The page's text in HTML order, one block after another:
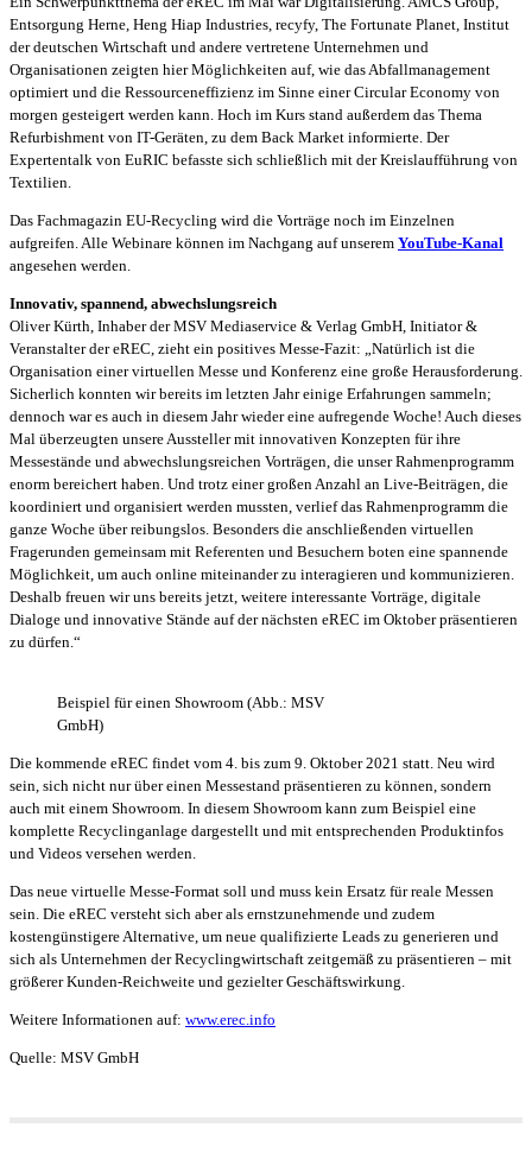
Entsorgung Herne, Heng Hiap Industries, recyfy, The Fortunate Planet, Institut
der deutschen Wirtschaft und andere vertretene Unternehmen und
Organisationen zeigten hier Möglichkeiten auf, wie das Abfallmanagement
optimiert und die Ressourceneffizienz im Sinne einer Circular Economy von
morgen gesteigert werden kann. Hoch im Kurs stand außerdem das Thema
Refurbishment von IT-Geräten, zu dem Back Market informierte. Der
Expertentalk von EuRIC befasste sich schließlich mit der Kreislaufführung von
Textilien.
Das Fachmagazin EU-Recycling wird die Vorträge noch im Einzelnen
aufgreifen. Alle Webinare können im Nachgang auf unserem YouTube-Kanal
angesehen werden.
Innovativ, spannend, abwechslungsreich
Oliver Kürth, Inhaber der MSV Mediaservice & Verlag GmbH, Initiator &
Veranstalter der eREC, zieht ein positives Messe-Fazit: „Natürlich ist die
Organisation einer virtuellen Messe und Konferenz eine große Herausforderung.
Sicherlich konnten wir bereits im letzten Jahr einige Erfahrungen sammeln;
dennoch war es auch in diesem Jahr wieder eine aufregende Woche! Auch dieses
Mal überzeugten unsere Aussteller mit innovativen Konzepten für ihre
Messestände und abwechslungsreichen Vorträgen, die unser Rahmenprogramm
enorm bereichert haben. Und trotz einer großen Anzahl an Live-Beiträgen, die
koordiniert und organisiert werden mussten, verlief das Rahmenprogramm die
ganze Woche über reibungslos. Besonders die anschließenden virtuellen
Fragerunden gemeinsam mit Referenten und Besuchern boten eine spannende
Möglichkeit, um auch online miteinander zu interagieren und kommunizieren.
Deshalb freuen wir uns bereits jetzt, weitere interessante Vorträge, digitale
Dialoge und innovative Stände auf der nächsten eREC im Oktober präsentieren
zu dürfen.“
Beispiel für einen Showroom (Abb.: MSV
GmbH)
Die kommende eREC findet vom 4. bis zum 9. Oktober 2021 statt. Neu wird
sein, sich nicht nur über einen Messestand präsentieren zu können, sondern
auch mit einem Showroom. In diesem Showroom kann zum Beispiel eine
komplette Recyclinganlage dargestellt und mit entsprechenden Produktinfos
und Videos versehen werden.
Das neue virtuelle Messe-Format soll und muss kein Ersatz für reale Messen
sein. Die eREC versteht sich aber als ernstzunehmende und zudem
kostengünstigere Alternative, um neue qualifizierte Leads zu generieren und
sich als Unternehmen der Recyclingwirtschaft zeitgemäß zu präsentieren – mit
größerer Kunden-Reichweite und gezielter Geschäftswirkung.
Weitere Informationen auf: www.erec.info
Quelle: MSV GmbH